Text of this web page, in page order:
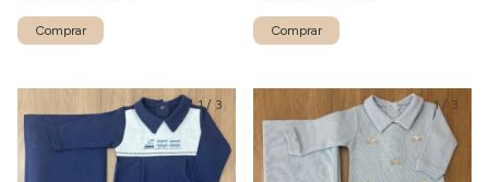
Comprar Comprar
1/ 3 1/ 3